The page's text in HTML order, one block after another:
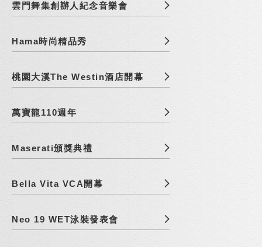
雲門舞集創辦人紀念音樂會
Hama時尚精品秀
桃園大溪The Westin酒店開幕
萬寶龍110週年
Maserati頒獎典禮
Bella Vita VCA開幕
Neo 19 WET泳裝發表會